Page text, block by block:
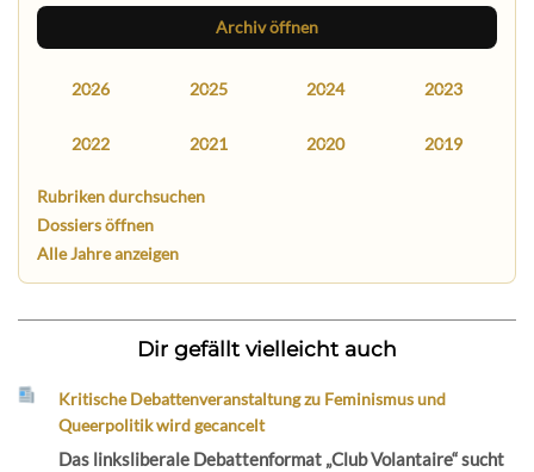
Archiv öffnen
2026 2025 2024 2023
2022 2021 2020 2019
Rubriken durchsuchen
Dossiers öffnen
Alle Jahre anzeigen
Dir gefällt vielleicht auch
Kritische Debattenveranstaltung zu Feminismus und
Queerpolitik wird gecancelt
Das linksliberale Debattenformat „Club Volantaire“ sucht